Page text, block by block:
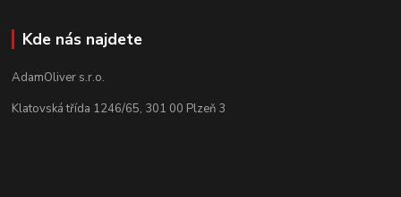
Kde nás najdete
AdamOliver s.r.o.
Klatovská třída 1246/65, 301 00 Plzeň 3